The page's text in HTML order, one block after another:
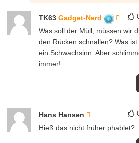
TK63 Gadget-Nerd
Was soll der Müll, müssen wir
den Rücken schnallen? Was
ein Schwachsinn. Aber
immer!
Hans Hansen
Hieß das nicht früher phablet?